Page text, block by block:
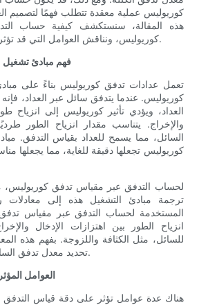
كوريوليس عملية معقدة تتطلب فهمًا لتصميم
هذه المقالة، سنستكشف كيفية حساب
كوريوليس، ونناقش العوامل التي قد تؤثر على دقة هذه القياسات.
فهم مبادئ
تعمل عدادات تدفق كوريوليس بناءً على مبادئ
كوريوليس. عندما يتدفق سائل عبر العداد،
العداد، ويؤدي تأثير كوريوليس إلى انزياح
والإخراج. يتناسب مقدار انزياح الطور
السائل، مما يسمح للعداد بقياس التدفق.
كوريوليس تجعلها دقيقة للغاية، مما يجعلها
لحساب التدفق عبر مقياس تدفق
ترجمة مبادئ التشغيل هذه إلى معادلات
المستخدمة لحساب التدفق عبر مقياس تدفق
انزياح الطور بين اهتزازات الإدخال
للسائل، مثل الكثافة واللزوجة. بفهم هذه
تحديد معدل تدفق السائل المار عبر العداد بدقة.
العوامل
هناك عدة عوامل تؤثر على دقة قياس